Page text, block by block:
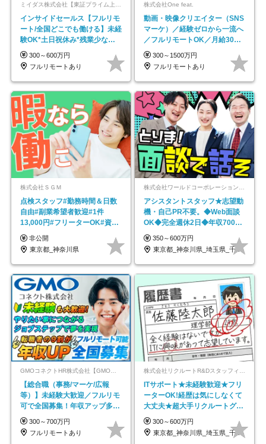
インサイドセールス【フルリモ
ート/全国どこでも働ける】未経
験OK*土日祝休み*残業少なめ*
在宅勤務手当あり
300～600万円
フルリモートあり
株式会社One feat.
動画・映像クリエイター（SNS
マーケ）／経験ゼロから一流へ
／フルリモートOK／月給30万
円～／年休130日以上
300～1500万円
フルリモートあり
株式会社ＳＧＭ
点検スタッフ#勤務時間＆日数
自由#副業希望者歓迎#1件
13,000円#フリーターOK#資格
スキル不要
非公開
東京都_神奈川県
アシスタントスタッフ★志望動
機・自己PR不要。◆Web面談
OK◆完全週休2日◆年収700万
円可/p13
350～600万円
東京都_神奈川県_埼玉県_千葉県_大阪府…
GMOコネクトHR株式会社【GMOインターネットグループ】
【総合職（事務/マーケ/広報
等）】未経験大歓迎／フルリモ
可で全国募集！年収アップ多数
★年休最大130日★
300～700万円
フルリモートあり
ITサポート★未経験歓迎★フリ
ーターOK!経歴は気にしなくて
大丈夫★超大手リクルートグル
ープの正社員/sg
300～600万円
東京都_神奈川県_埼玉県_千葉県_大阪府…